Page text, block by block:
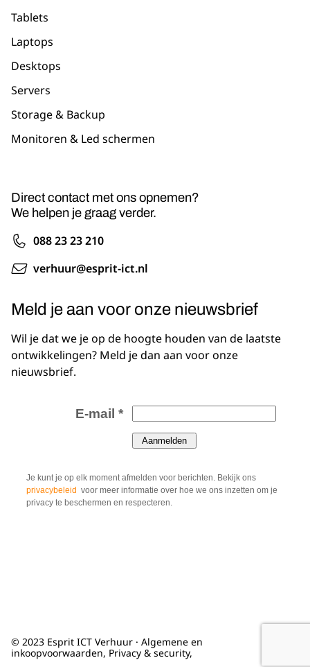
Tablets
Laptops
Desktops
Servers
Storage & Backup
Monitoren & Led schermen
Direct contact met ons opnemen?
We helpen je graag verder.
088 23 23 210
verhuur@esprit-ict.nl
Meld je aan voor onze nieuwsbrief
Wil je dat we je op de hoogte houden van de laatste
ontwikkelingen? Meld je dan aan voor onze
nieuwsbrief.
© 2023 Esprit ICT Verhuur · Algemene en
inkoopvoorwaarden, Privacy & security,